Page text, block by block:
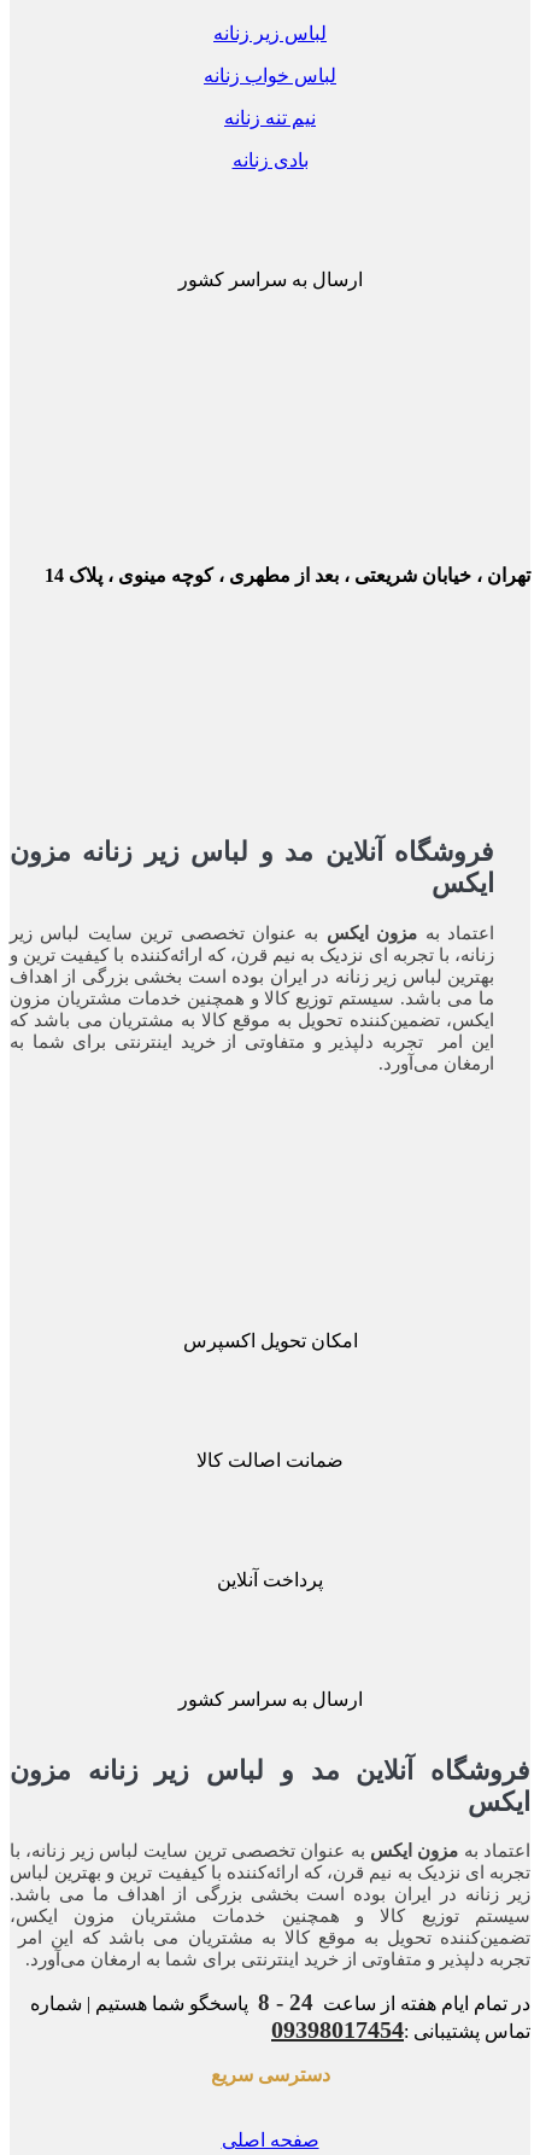
لباس زیر زنانه
لباس خواب زنانه
نیم تنه زنانه
بادی زنانه
ارسال به سراسر کشور
، خیابان شریعتی ، بعد از مطهری ، کوچه مینوی ، پلاک 14
فروشگاه آنلاین مد و لباس زیر زنانه مزون
ایکس
اعتماد بهمزون ایکس به عنوان تخصصی ترین سایت لباس زیر
زنانه، با تجربه ای نزدیک به نیم قرن، که ارائه‌کننده با کیفیت ترین و
بهترین لباس زیر زنانه در ایران بوده ‌است بخشی بزرگی از اهداف
ما می باشد. سیستم توزیع کالا و همچنین خدمات مشتریان مزون
ایکس، تضمین‌کننده‌ تحویل به موقع کالا به مشتریان می باشد که
این امر تجربه‌ دلپذیر و متفاوتی از خرید اینترنتی برای شما به
ارمغان می‌آورد.
امکان تحویل اکسپرس
ضمانت اصالت کالا
پرداخت آنلاین
ارسال به سراسر کشور
آنلاین مد و لباس زیر زنانه مزون
بهمزون ایکس به عنوان تخصصی ترین سایت لباس زیر زنانه، با
ای نزدیک به نیم قرن، که ارائه‌کننده با کیفیت ترین و بهترین لباس
زنانه در ایران بوده ‌است بخشی بزرگی از اهداف ما می باشد.
توزیع کالا و همچنین خدمات مشتریان مزون ایکس،
تحویل به موقع کالا به مشتریان می باشد که این امر
دلپذیر و متفاوتی از خرید اینترنتی برای شما به ارمغان می‌آورد.
ایام هفته از ساعت24 - 8
پاسخگو شما هستیم | شماره
پشتیبانی :09398017454
دسترسی سریع
صفحه اصلی